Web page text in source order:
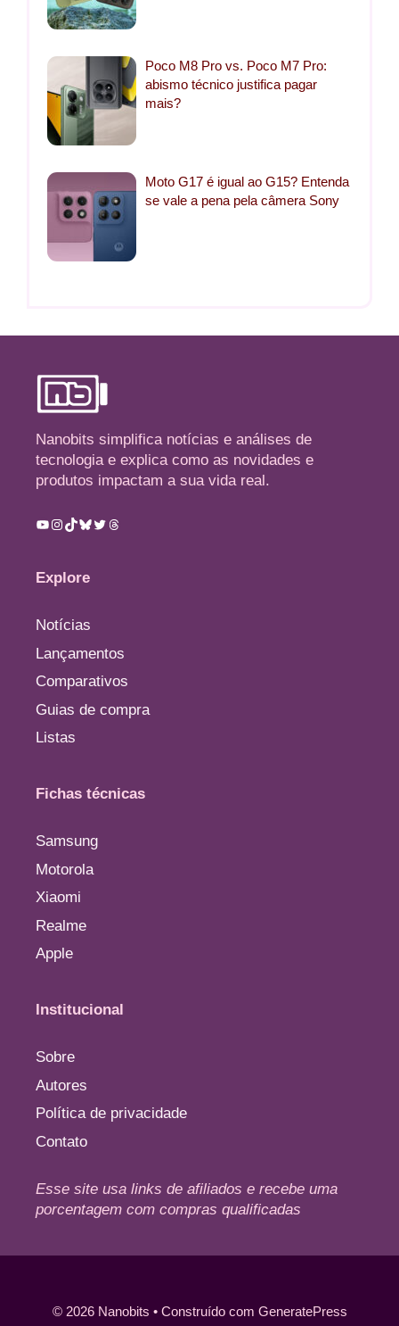
Poco M8 Pro vs. Poco M7 Pro:
abismo técnico justifica pagar
mais?
Moto G17 é igual ao G15? Entenda
se vale a pena pela câmera Sony
Nanobits simplifica notícias e análises de
tecnologia e explica como as novidades e
produtos impactam a sua vida real.
Youtube
Instagram
TikTok
Bluesky
TwitterThreads
Explore
Notícias
Lançamentos
Comparativos
Guias de compra
Listas
Fichas técnicas
Samsung
Motorola
Xiaomi
Realme
Apple
Institucional
Sobre
Autores
Política de privacidade
Contato
Esse site usa links de afiliados e recebe uma
porcentagem com compras qualificadas
© 2026 Nanobits • Construído com GeneratePress